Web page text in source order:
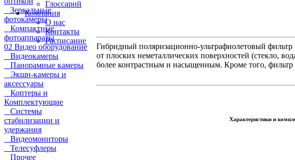
Глоссарий
Компания
О нас
Контакты
Расписание
Зеркальные
фотокамеры
Компактные
фотоаппараты
02 Видео оборудование
Видеокамеры
Панорамные камеры
Экшн-камеры и
аксессуары
Коптеры и
Комплектующие
Системы
стабилизации и
удержания
Видеомониторы
Телесуфлеры
Прочее
Гибридный поляризационно-ультрафиолетовый
от плоских неметаллических поверхностей (стекло,
более контрастным и насыщенным. Кроме того,
Характеристики и